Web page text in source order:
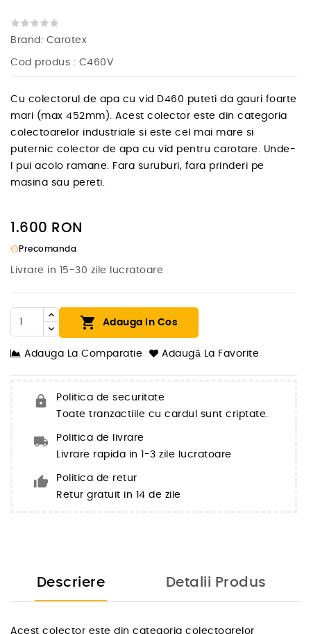
Brand: Carotex
Cod produs : C460V
Cu colectorul de apa cu vid D460 puteti da gauri foarte
mari (max 452mm). Acest colector este din categoria
colectoarelor industriale si este cel mai mare si
puternic colector de apa cu vid pentru carotare. Unde-
l pui acolo ramane. Fara suruburi, fara prinderi pe
masina sau pereti.
1.600 RON
schedule Precomanda
Livrare in 15-30 zile lucratoare
 Adauga In Cos
Adauga La Comparatie Adaugă La Favorite
Politica de securitate
Toate tranzactiile cu cardul sunt criptate.
Politica de livrare
Livrare rapida in 1-3 zile lucratoare
Politica de retur
Retur gratuit in 14 de zile
Descriere Detalii Produs
Acest colector este din categoria colectoarelor